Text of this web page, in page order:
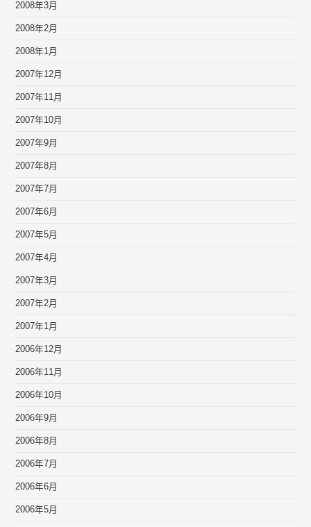
2008年3月
2008年2月
2008年1月
2007年12月
2007年11月
2007年10月
2007年9月
2007年8月
2007年7月
2007年6月
2007年5月
2007年4月
2007年3月
2007年2月
2007年1月
2006年12月
2006年11月
2006年10月
2006年9月
2006年8月
2006年7月
2006年6月
2006年5月